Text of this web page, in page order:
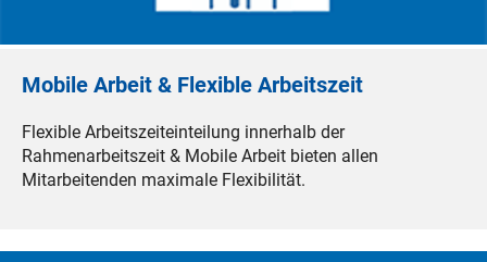
Mobile Arbeit & Flexible Arbeitszeit
Flexible Arbeitszeiteinteilung innerhalb der
Rahmenarbeitszeit & Mobile Arbeit bieten allen
Mitarbeitenden maximale Flexibilität.